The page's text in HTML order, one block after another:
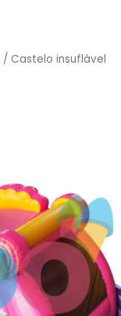
/ Castelo insuflável